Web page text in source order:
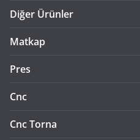
Diğer Ürünler
Matkap
Pres
Cnc
Cnc Torna